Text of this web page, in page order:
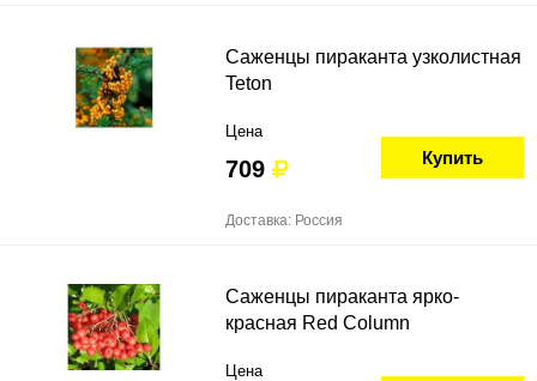
Саженцы пираканта узколистная
Teton
Цена
709 Купить
Доставка: Россия
Саженцы пираканта ярко-
красная Red Column
Цена